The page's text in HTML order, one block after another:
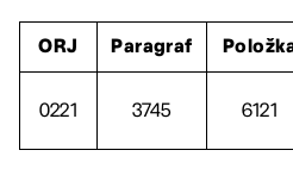
ORJ Paragraf
0221 3745 6121